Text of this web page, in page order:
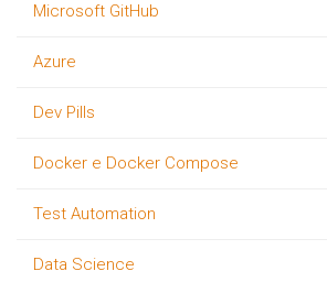
Microsoft GitHub
Azure
Dev Pills
Docker e Docker Compose
Test Automation
Data Science